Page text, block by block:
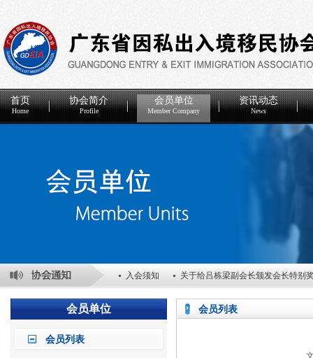
首页
Home
协会简介
Profile
会员单位
Member Company
资讯动态
News
入会须知 关于给吕栋梁副会长颁发会长特别
关于表彰2025年度优秀会员单位的决定 关于
会员单位
会员列表
会员列表